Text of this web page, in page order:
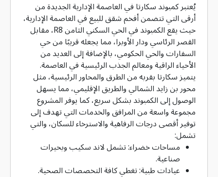
يُعتبر كمبوند سكارتا في العاصمة الإدارية الجديدة من
أرقى التي تتضمن أفخم شقق للبيع في العاصمة الإدارية،
حيث يقع الكمبوند في الحي السكني الثامن R8، مقابل
القصر الرئاسي ودار الأوبرا، مما يجعله قريبًا من حي
السفارات والحي الحكومي، بالإضافة إلى العديد من
الأحياء الراقية ومعالم الجذب الرئيسية في العاصمة.
يتميز سكارتا بقربه من الطرق والمحاور الرئيسية، مثل
محور بن زايد الشمالي والطريق الإقليمي، مما يسهل
الوصول إلى الكمبوند بشكل سريع، كما يوفر المشروع
مجموعة واسعة من المرافق والخدمات التي تهدف إلى
توفير أقصى درجات الرفاهية والاسترخاء للسكان، والتي
تشمل:
مساحات خضراء: تشمل لاند سكيب وبحيرات
صناعية.
عيادات طبية: تغطي كافة التخصصات الصحية.